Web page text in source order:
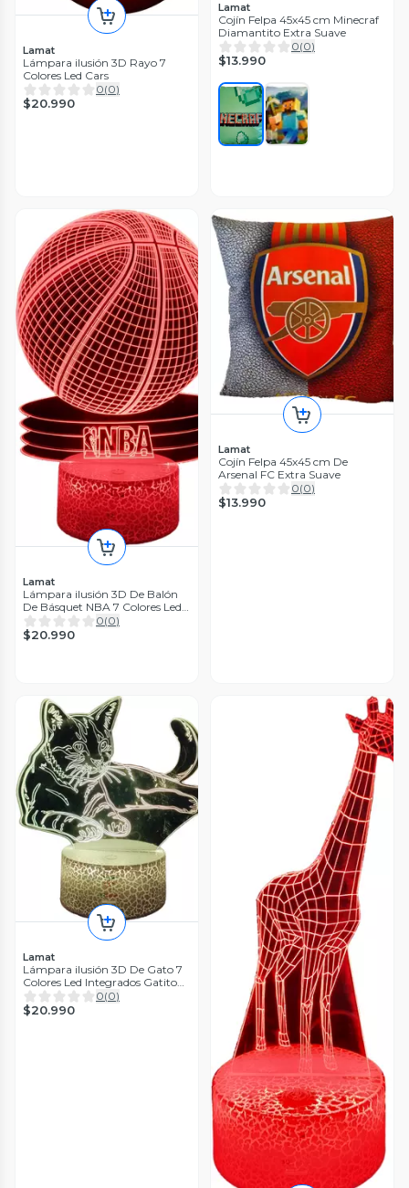
Lamat
Lámpara ilusión 3D Rayo 7
Colores Led Cars
0(0)
$20.990
Lamat
Cojín Felpa 45x45 cm Minecraf
Diamantito Extra Suave
0(0)
$13.990
Lamat
Lámpara ilusión 3D De Balón
De Básquet NBA 7 Colores Led
Integrados
0(0)
$20.990
Lamat
Cojín Felpa 45x45 cm De
Arsenal FC Extra Suave
0(0)
$13.990
Lamat
Lámpara ilusión 3D De Gato 7
Colores Led Integrados Gatito
Cat
0(0)
$20.990